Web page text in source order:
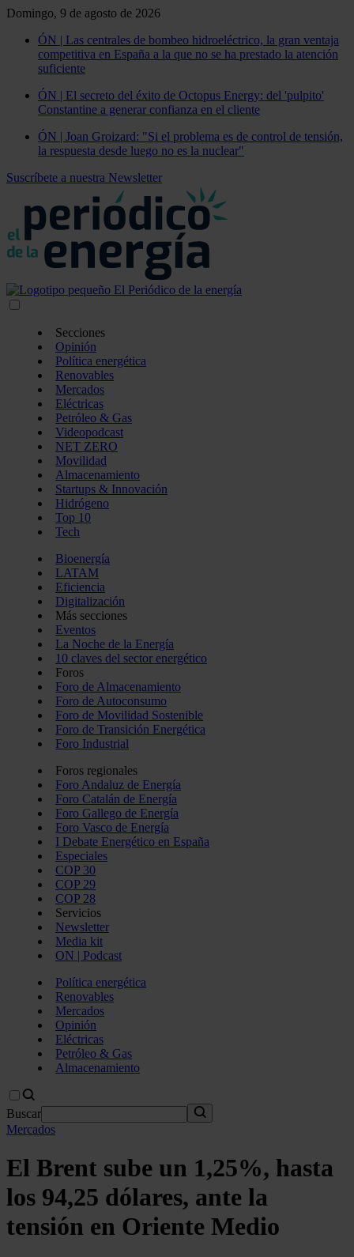
Domingo, 9 de agosto de 2026
ÓN | Las centrales de bombeo hidroeléctrico, la gran ventaja
competitiva en España a la que no se ha prestado la atención
suficiente
ÓN | El secreto del éxito de Octopus Energy: del 'pulpito'
Constantine a generar confianza en el cliente
ÓN | Joan Groizard: "Si el problema es de control de tensión,
la respuesta desde luego no es la nuclear"
Suscríbete a nuestra Newsletter
Secciones
Opinión
Política energética
Renovables
Mercados
Eléctricas
Petróleo & Gas
Videopodcast
NET ZERO
Movilidad
Almacenamiento
Startups & Innovación
Hidrógeno
Top 10
Tech
Bioenergía
LATAM
Eficiencia
Digitalización
Más secciones
Eventos
La Noche de la Energía
10 claves del sector energético
Foros
Foro de Almacenamiento
Foro de Autoconsumo
Foro de Movilidad Sostenible
Foro de Transición Energética
Foro Industrial
Foros regionales
Foro Andaluz de Energía
Foro Catalán de Energía
Foro Gallego de Energía
Foro Vasco de Energía
I Debate Energético en España
Especiales
COP 30
COP 29
COP 28
Servicios
Newsletter
Media kit
ON | Podcast
Política energética
Renovables
Mercados
Opinión
Eléctricas
Petróleo & Gas
Almacenamiento
Buscar
Mercados
El Brent sube un 1,25%, hasta
los 94,25 dólares, ante la
tensión en Oriente Medio